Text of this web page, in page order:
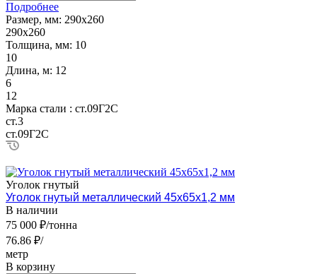
Подробнее
Размер, мм: 290х260
290х260
Толщина, мм: 10
10
Длина, м: 12
6
12
Марка стали : ст.09Г2С
ст.3
ст.09Г2С
Уголок гнутый
Уголок гнутый металлический 45х65х1,2 мм
В наличии
75 000 ₽/тонна
76.86 ₽/
метр
В корзину